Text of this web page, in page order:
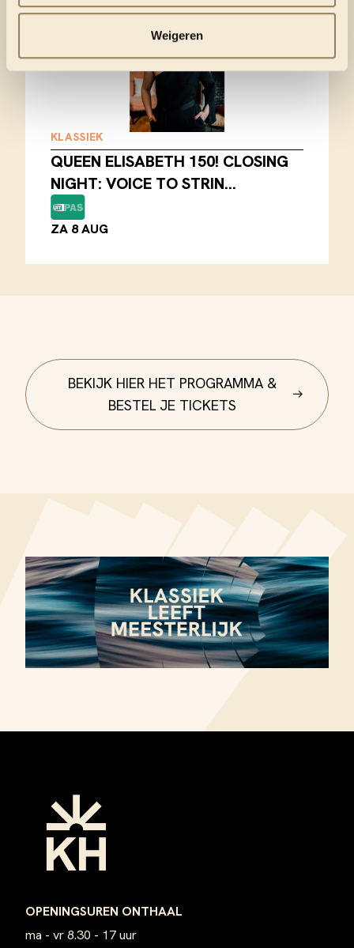
Weigeren
KLASSIEK
QUEEN ELISABETH 150! CLOSING
NIGHT: VOICE TO STRIN…
ZA 8 AUG
BEKIJK HIER HET PROGRAMMA &
BESTEL JE TICKETS
OPENINGSUREN ONTHAAL
ma - vr 8.30 - 17 uur